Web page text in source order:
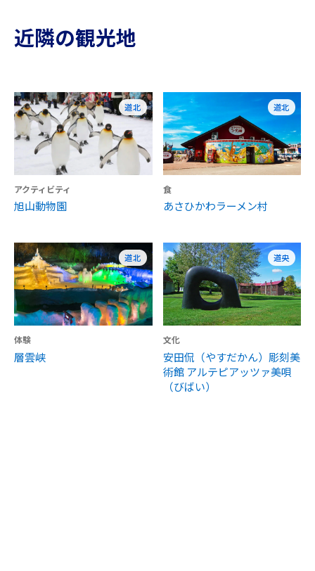
近隣の観光地
道北
アクティビティ
旭山動物園
道北
食
あさひかわラーメン村
道北
体験
層雲峡
道央
文化
安田侃（やすだかん）彫刻美
術館 アルテピアッツァ美唄
（びばい）